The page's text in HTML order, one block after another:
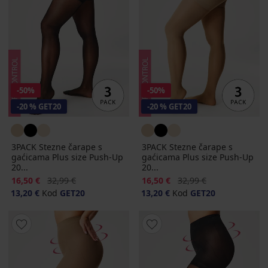
-50%
-20 % GET20
3PACK Stezne čarape s
gaćicama Plus size Push-Up
20...
Popust
16,50 € Prvobitna cijena
32,99 €
13,20 € Kod GET20
-50%
-20 % GET20
3PACK Stezne čarape s
gaćicama Plus size Push-Up
20...
Popust
16,50 € Prvobitna cijena
32,99 €
13,20 € Kod GET20